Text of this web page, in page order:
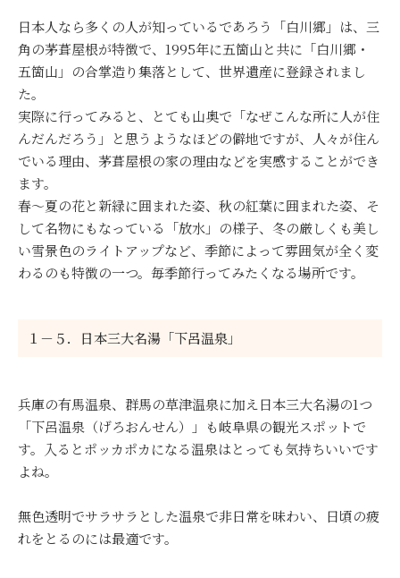
日本人なら多くの人が知っているであろう「白川郷」は、三
角の茅葺屋根が特徴で、1995年に五箇山と共に「白川郷・
五箇山」の合掌造り集落として、世界遺産に登録されまし
た。
実際に行ってみると、とても山奥で「なぜこんな所に人が住
んだんだろう」と思うようなほどの僻地ですが、人々が住ん
でいる理由、茅葺屋根の家の理由などを実感することができ
ます。
春〜夏の花と新緑に囲まれた姿、秋の紅葉に囲まれた姿、そ
して名物にもなっている「放水」の様子、冬の厳しくも美し
い雪景色のライトアップなど、季節によって雰囲気が全く変
わるのも特徴の一つ。毎季節行ってみたくなる場所です。
１－５．日本三大名湯「下呂温泉」
兵庫の有馬温泉、群馬の草津温泉に加え日本三大名湯の1つ
「下呂温泉（げろおんせん）」も岐阜県の観光スポットで
す。入るとポッカポカになる温泉はとっても気持ちいいです
よね。
無色透明でサラサラとした温泉で非日常を味わい、日頃の疲
れをとるのには最適です。